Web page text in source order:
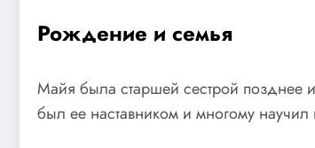
Рождение и семья
Майя была старшей сестрой позднее
был ее наставником и многому научил